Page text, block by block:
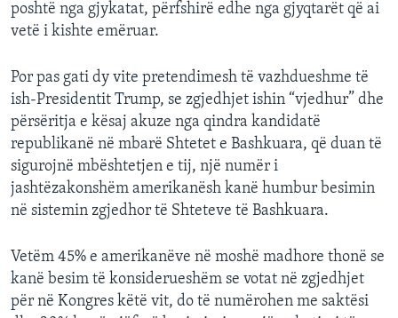
poshtë nga gjykatat, përfshirë edhe nga gjyqtarët që ai
vetë i kishte emëruar.
Por pas gati dy vite pretendimesh të vazhdueshme të
ish-Presidentit Trump, se zgjedhjet ishin “vjedhur” dhe
përsëritja e kësaj akuze nga qindra kandidatë
republikanë në mbarë Shtetet e Bashkuara, që duan të
sigurojnë mbështetjen e tij, një numër i
jashtëzakonshëm amerikanësh kanë humbur besimin
në sistemin zgjedhor të Shteteve të Bashkuara.
Vetëm 45% e amerikanëve në moshë madhore thonë se
kanë besim të konsiderueshëm se votat në zgjedhjet
për në Kongres këtë vit, do të numërohen me saktësi